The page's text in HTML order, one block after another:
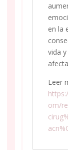
en la
vida
Leer
om/